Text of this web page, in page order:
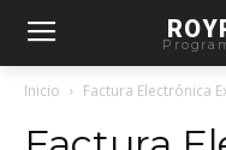
Inicio Factura Electrónica